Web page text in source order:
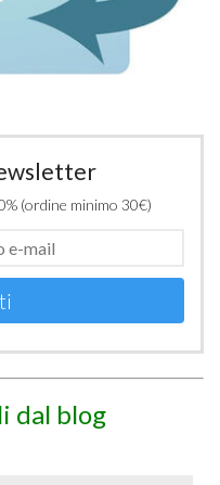
(ordine minimo 30€)
dal blog